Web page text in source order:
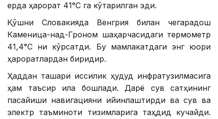
ерда ҳарорат 41°С га кўтарилган эди.
Қўшни Словакияда Венгрия билан чегарадош
Каменица-над-Гроном шаҳарчасидаги термометр
41,4°С ни кўрсатди. Бу мамлакатдаги энг юқори
ҳароратлардан биридир.
Ҳаддан ташқари иссиқлик ҳудуд инфратузилмасига
ҳам таъсир қила бошлади. Дарё сув сатҳининг
пасайиши навигацияни қийинлаштирди ва сув ва
электр таъминоти тизимларига таҳдид кучайди.